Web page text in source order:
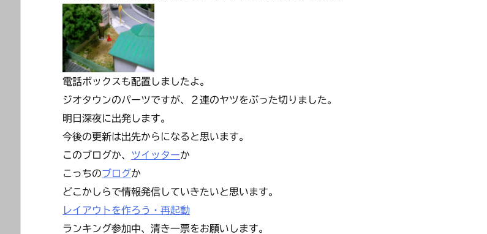
電話ボックスも配置しましたよ。
ジオタウンのパーツですが、２連のヤツをぶった切りました。
明日深夜に出発します。
今後の更新は出先からになると思います。
このブログか、
ツイッターか
こっちのブログか
どこかしらで情報発信していきたいと思います。
レイアウトを作ろう・再起動
ランキング参加中、清き一票をお願いします。